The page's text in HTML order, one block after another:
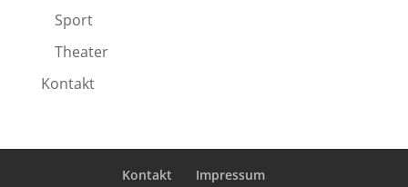
Sport
Theater
Kontakt
Kontakt Impressum